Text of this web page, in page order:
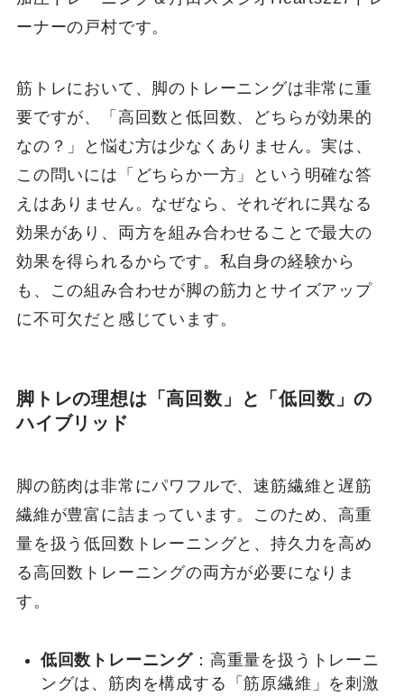
ーナーの戸村です。
筋トレにおいて、脚のトレーニングは非常に重
要ですが、「高回数と低回数、どちらが効果的
なの？」と悩む方は少なくありません。実は、
この問いには「どちらか一方」という明確な答
えはありません。なぜなら、それぞれに異なる
効果があり、両方を組み合わせることで最大の
効果を得られるからです。私自身の経験から
も、この組み合わせが脚の筋力とサイズアップ
に不可欠だと感じています。
脚トレの理想は「高回数」と「低回数」の
ハイブリッド
脚の筋肉は非常にパワフルで、速筋繊維と遅筋
繊維が豊富に詰まっています。このため、高重
量を扱う低回数トレーニングと、持久力を高め
る高回数トレーニングの両方が必要になりま
す。
低回数トレーニング ：高重量を扱うトレーニ
ングは、筋肉を構成する「筋原繊維」を刺激